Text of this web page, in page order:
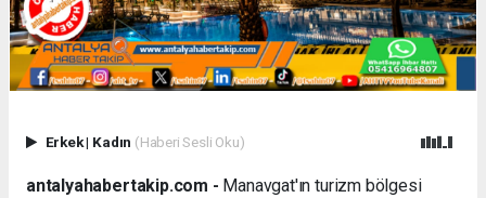
Erkek| Kadın (Haberi Sesli Oku)
antalyahabertakip.com - Manavgat'ın turizm bölgesi